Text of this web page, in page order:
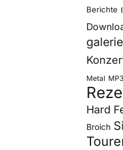
Berichte
Metal MP3
Hard
Broich